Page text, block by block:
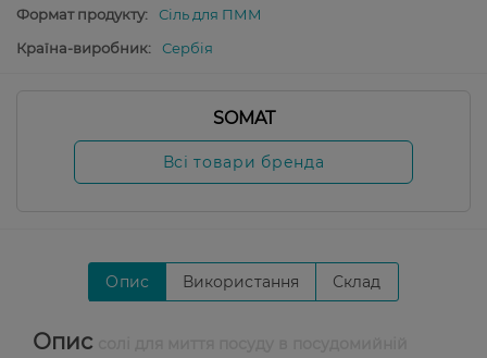
Формат продукту:
Сіль для ПММ
Країна-виробник:
Сербія
SOMAT
Всі товари бренда
Опис Використання Склад
Опис